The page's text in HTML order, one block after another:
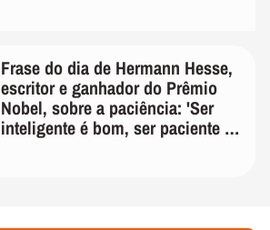
Frase do dia de Hermann Hesse,
escritor e ganhador do Prêmio
Nobel, sobre a paciência: 'Ser
inteligente é bom, ser paciente é